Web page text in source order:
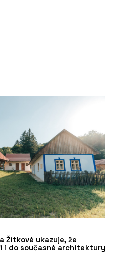
Žítkové ukazuje, že
i do současné architektury